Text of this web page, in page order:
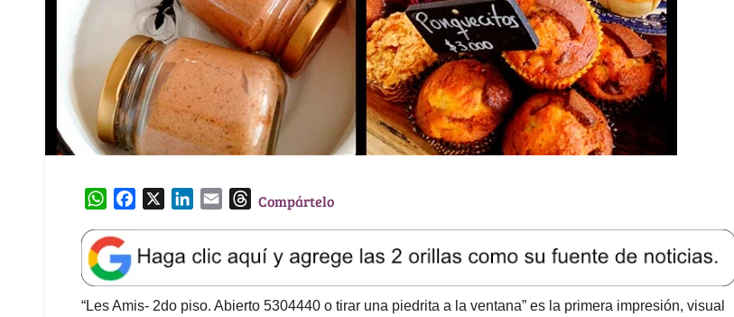
W
a
t
s
A
e
b
o
k
e
d
l
T
e
a
d
Compártelo
“Les Amis- 2do piso. Abierto 5304440 o tirar una piedrita a la ventana” es la primera impresión, visual